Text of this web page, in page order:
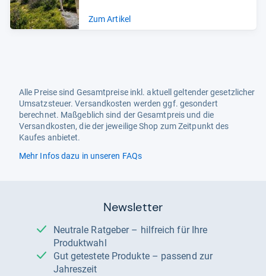
Zum Artikel
Alle Preise sind Gesamtpreise inkl. aktuell geltender gesetzlicher
Umsatzsteuer. Versandkosten werden ggf. gesondert
berechnet. Maßgeblich sind der Gesamtpreis und die
Versandkosten, die der jeweilige Shop zum Zeitpunkt des
Kaufes anbietet.
Mehr Infos dazu in unseren FAQs
Newsletter
Neutrale Ratgeber – hilfreich für Ihre
Produktwahl
Gut getestete Produkte – passend zur
Jahreszeit